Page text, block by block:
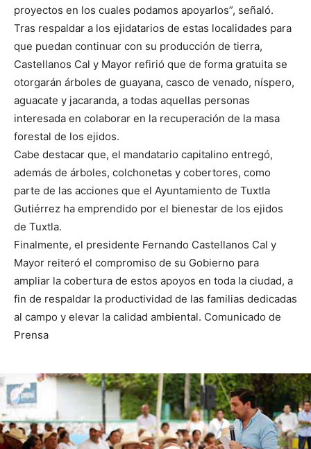
proyectos en los cuales podamos apoyarlos”, señaló.
Tras respaldar a los ejidatarios de estas localidades para
que puedan continuar con su producción de tierra,
Castellanos Cal y Mayor refirió que de forma gratuita se
otorgarán árboles de guayana, casco de venado, níspero,
aguacate y jacaranda, a todas aquellas personas
interesada en colaborar en la recuperación de la masa
forestal de los ejidos.
Cabe destacar que, el mandatario capitalino entregó,
además de árboles, colchonetas y cobertores, como
parte de las acciones que el Ayuntamiento de Tuxtla
Gutiérrez ha emprendido por el bienestar de los ejidos
de Tuxtla.
Finalmente, el presidente Fernando Castellanos Cal y
Mayor reiteró el compromiso de su Gobierno para
ampliar la cobertura de estos apoyos en toda la ciudad, a
fin de respaldar la productividad de las familias dedicadas
al campo y elevar la calidad ambiental. Comunicado de
Prensa